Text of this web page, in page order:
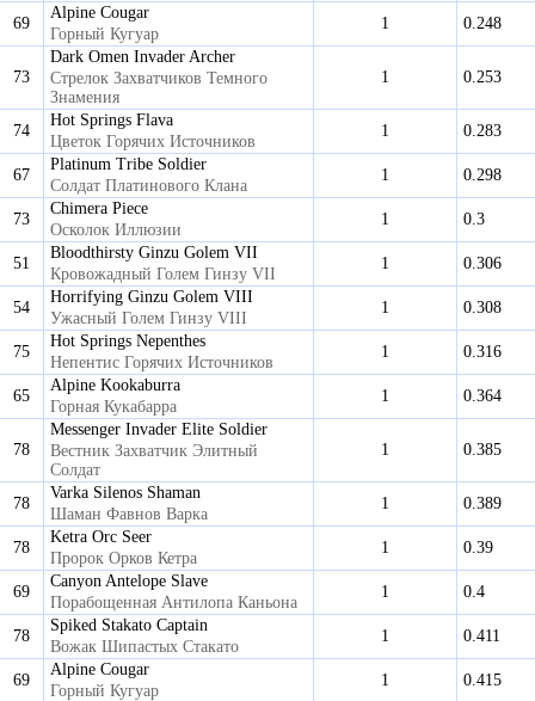
69
Alpine Cougar
Горный Кугуар
1 0.248
73
Dark Omen Invader Archer
Стрелок Захватчиков Темного
Знамения
1 0.253
74
Hot Springs Flava
Цветок Горячих Источников
1 0.283
67
Platinum Tribe Soldier
Солдат Платинового Клана
1 0.298
73
Chimera Piece
Осколок Иллюзии
1 0.3
51
Bloodthirsty Ginzu Golem VII
Кровожадный Голем Гинзу VII
1 0.306
54
Horrifying Ginzu Golem VIII
Ужасный Голем Гинзу VIII
1 0.308
75
Hot Springs Nepenthes
Непентис Горячих Источников
1 0.316
65
Alpine Kookaburra
Горная Кукабарра
1 0.364
78
Messenger Invader Elite Soldier
Вестник Захватчик Элитный
Солдат
1 0.385
78
Varka Silenos Shaman
Шаман Фавнов Варка
1 0.389
78
Ketra Orc Seer
Пророк Орков Кетра
1 0.39
69
Canyon Antelope Slave
Порабощенная Антилопа Каньона
1 0.4
78
Spiked Stakato Captain
Вожак Шипастых Стакато
1 0.411
69
Alpine Cougar
Горный Кугуар
1 0.415